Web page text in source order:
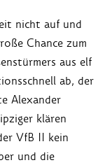
nicht auf und
Chance zum
aus elf
ab, der
Alexander
klären
VfB II kein
und die